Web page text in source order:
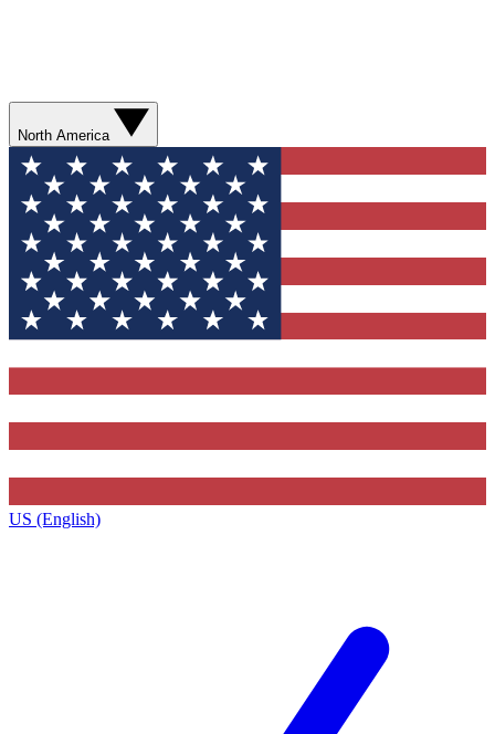
North America
US (English)